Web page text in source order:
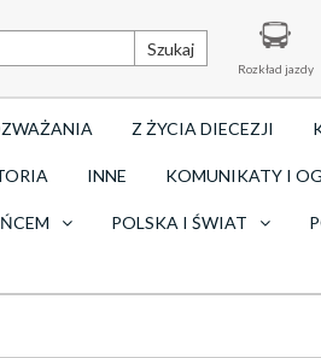
Szukaj
Rozkład jazdy
Z ŻYCIA DIECEZJI
INNE KOMUNIKATY I
POLSKA I ŚWIAT